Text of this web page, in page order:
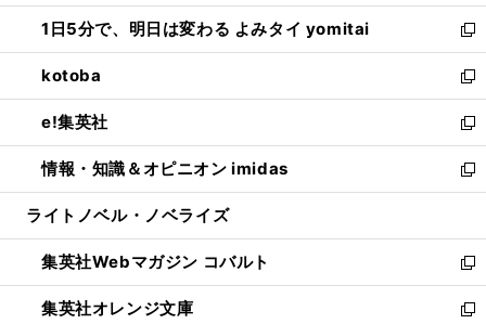
ウ
で
開
く
ン
ド
ウ
で
開
く
ウ
ィ
ン
ド
ウ
で
開
く
し
い
ウ
ィ
ン
ド
ウ
で
開
1日5分で、明日は変わる よみタイ yomitai
新
し
い
ウ
ィ
ン
ド
ウ
開
く
kotoba
新
し
い
ウ
ィ
ン
ウ
で
開
く
e!集英社
新
し
い
ウ
ン
ド
ウ
で
情報・知識＆オピニオン imidas
新
し
ウ
ィ
ン
ド
ライトノベル・ノベライズ
集英社Webマガジン コバルト
新
し
い
集英社オレンジ文庫
新